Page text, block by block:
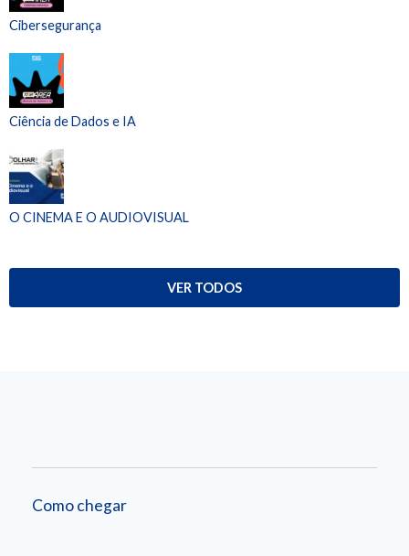
Cibersegurança
Ciência de Dados e IA
O CINEMA E O AUDIOVISUAL
VER TODOS
Como chegar